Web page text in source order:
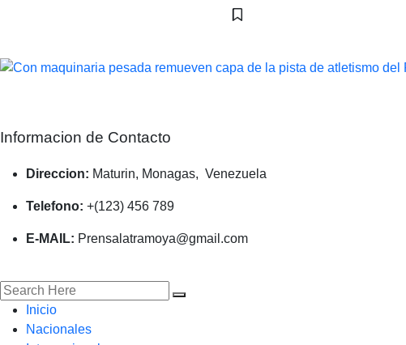
Informacion de Contacto
Direccion: Maturin, Monagas, Venezuela
Telefono: +(123) 456 789
E-MAIL: Prensalatramoya@gmail.com
Inicio
Nacionales